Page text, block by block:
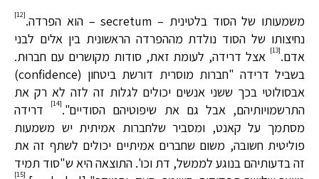
משמעותו של הסוד בלטינית – secretum – הוא הפרדה. [12]
נחיצותו של הסוד נולדת מההפרדה הראשונית בין אלים לבני
אדם.[13]
אצל דרידה, לעומת זאת, סודות מקושרים עם חברוּת.
בשביל דרידה "חברות מוסרית דורשת ביטחון (confidence)
אבסולוטי בכך ששני אנשים יכולים לגלות זה לזה לא רק את
התרשמויותיהם, אבל גם את שיפוטיהם הסודיים".[14]
דרידה
מסתמך על קאנט, ומסביר שלחברות אמיתית יש משמעות
פוליטית חשובה, משום שחברים אמיתיים יכולים לשתף זה את
זה בדעותיהם בנוגע לממשל, דת וכו'. התוצאה היא ש"סוד תמיד
[15]